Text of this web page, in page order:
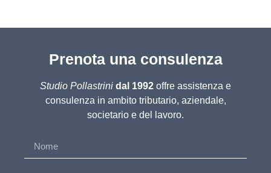
Prenota una consulenza
Studio Pollastrini dal 1992 offre assistenza e
consulenza in ambito tributario, aziendale,
societario e del lavoro.